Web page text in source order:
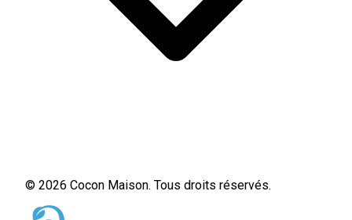
© 2026 Cocon Maison. Tous droits réservés.